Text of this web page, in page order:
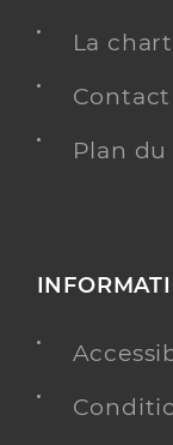
La
Contact
Plan du